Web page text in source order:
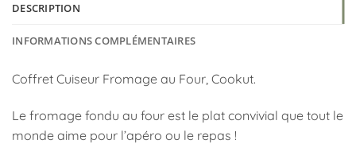
DESCRIPTION
INFORMATIONS COMPLÉMENTAIRES
Coffret Cuiseur Fromage au Four, Cookut.
Le fromage fondu au four est le plat convivial que tout le
monde aime pour l’apéro ou le repas !